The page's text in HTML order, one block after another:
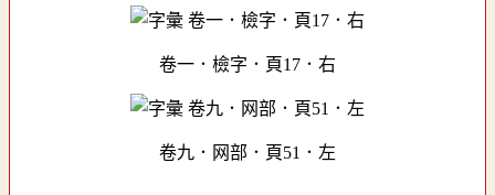
卷一．檢字．頁17．右
卷九．网部．頁51．左